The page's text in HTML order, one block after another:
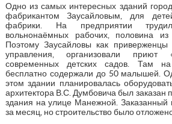
Одно из самых интересных зданий
фабрикантом Заусайловым, для
фабрики. На предприятии
вольнонаёмных рабочих, половина
Поэтому Заусайловы как
управления, организовали
современных детских садов. Там на
бесплатно содержали до 50 малышей.
этом здании планировалась
архитектора В.С. Думбовича был заказан
здания на улице Манежной. Заказанный
за месяц, но строительство было